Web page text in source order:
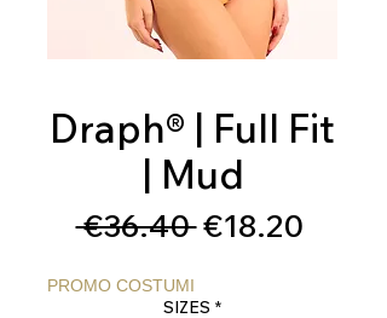
Draph® | Full Fit
| Mud
€36.40 Regular
€18.20Sale
PROMO COSTUMI
SIZES *